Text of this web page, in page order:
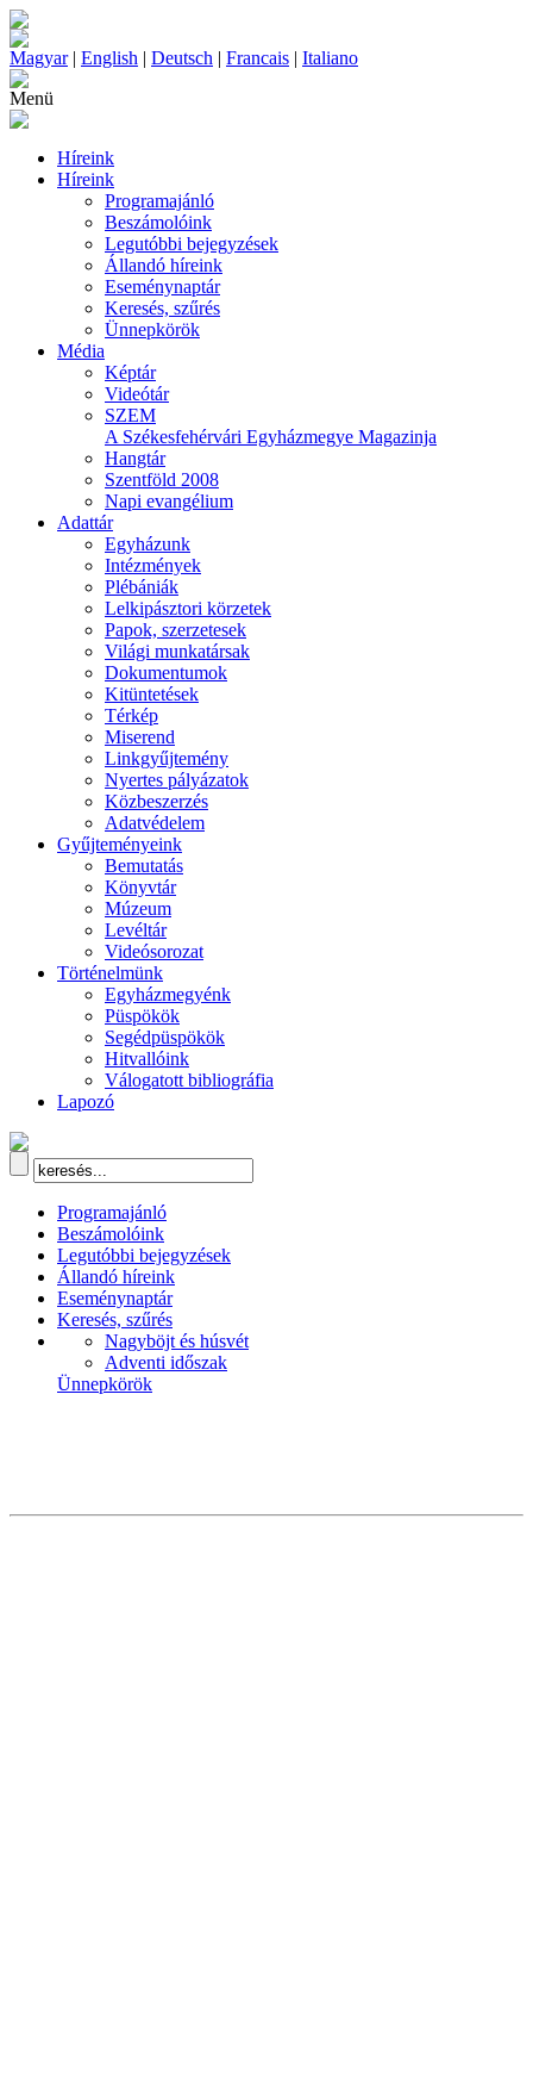
Magyar| English | Deutsch | Francais | Italiano
Menü
Híreink
Híreink
Programajánló
Beszámolóink
Legutóbbi bejegyzések
Állandó híreink
Eseménynaptár
Keresés, szűrés
Ünnepkörök
Média
Képtár
Videótár
SZEM
A Székesfehérvári Egyházmegye Magazinja
Hangtár
Szentföld 2008
Napi evangélium
Adattár
Egyházunk
Intézmények
Plébániák
Lelkipásztori körzetek
Papok, szerzetesek
Világi munkatársak
Dokumentumok
Kitüntetések
Térkép
Miserend
Linkgyűjtemény
Nyertes pályázatok
Közbeszerzés
Adatvédelem
Gyűjteményeink
Bemutatás
Könyvtár
Múzeum
Levéltár
Videósorozat
Történelmünk
Egyházmegyénk
Püspökök
Segédpüspökök
Hitvallóink
Válogatott bibliográfia
Lapozó
Programajánló
Beszámolóink
Legutóbbi bejegyzések
Állandó híreink
Eseménynaptár
Keresés, szűrés
Nagyböjt és húsvét
Adventi időszak
Ünnepkörök